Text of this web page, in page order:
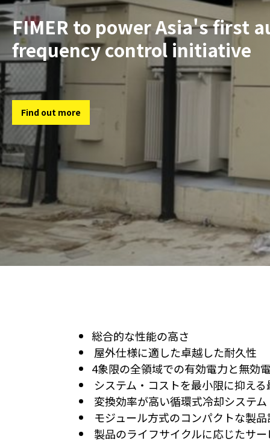
FIMER to power Asia's first
frequency control initiative
Find out more
総合的な性能の高さ
屋外仕様に適した卓越した耐久性
4象限の全領域での有効電力と無効
システム・コストを最小限に抑え
変換効率が高い循環式冷却システム
モジュール方式のコンパクトな製
製品のライフサイクルに応じたサ